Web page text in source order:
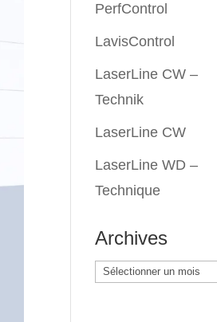
PerfControl
LavisControl
LaserLine CW –
Technik
LaserLine CW
LaserLine WD –
Technique
Archives
Archives